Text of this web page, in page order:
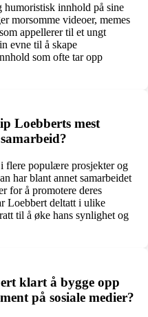
innhold på sine
morsomme videoer, memes
appellerer til et ungt
evne til å skape
som ofte tar opp
Loebberts mest
populære prosjekter og
har blant annet samarbeidet
for å promotere deres
Loebbert deltatt i ulike
til å øke hans synlighet og
klart å bygge opp
på sosiale medier?